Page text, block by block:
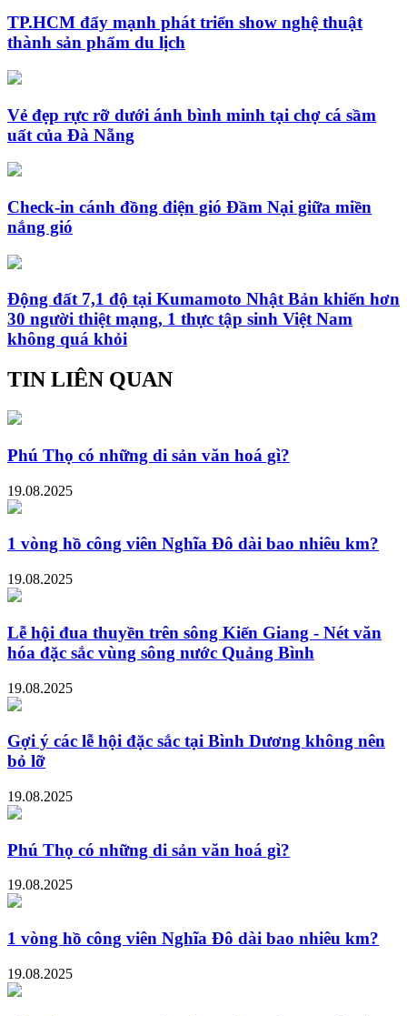
TP.HCM đẩy mạnh phát triển show nghệ thuật
thành sản phẩm du lịch
Vẻ đẹp rực rỡ dưới ánh bình minh tại chợ cá sầm
uất của Đà Nẵng
Check-in cánh đồng điện gió Đầm Nại giữa miền
nắng gió
Động đất 7,1 độ tại Kumamoto Nhật Bản khiến hơn
30 người thiệt mạng, 1 thực tập sinh Việt Nam
không quá khỏi
TIN LIÊN QUAN
Phú Thọ có những di sản văn hoá gì?
19.08.2025
1 vòng hồ công viên Nghĩa Đô dài bao nhiêu km?
19.08.2025
Lễ hội đua thuyền trên sông Kiến Giang - Nét văn
hóa đặc sắc vùng sông nước Quảng Bình
19.08.2025
Gợi ý các lễ hội đặc sắc tại Bình Dương không nên
bỏ lỡ
19.08.2025
Phú Thọ có những di sản văn hoá gì?
19.08.2025
1 vòng hồ công viên Nghĩa Đô dài bao nhiêu km?
19.08.2025